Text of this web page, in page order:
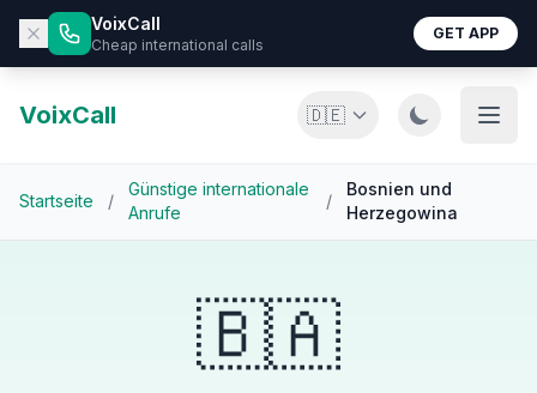
VoixCall
Cheap international calls
GET APP
VoixCall 🇩🇪
Startseite /
Günstige internationale
Anrufe
/
Bosnien und
Herzegowina
🇧🇦